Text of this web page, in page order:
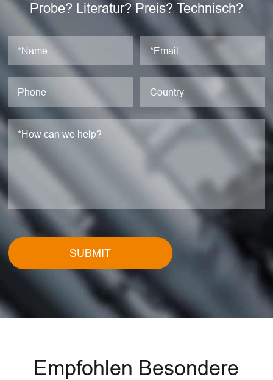
Probe? Literatur? Preis? Technisch?
SUBMIT
Empfohlen Besondere